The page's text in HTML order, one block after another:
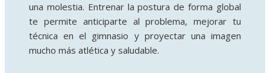
una molestia. Entrenar la postura de forma global
te permite anticiparte al problema, mejorar tu
técnica en el gimnasio y proyectar una imagen
mucho más atlética y saludable.